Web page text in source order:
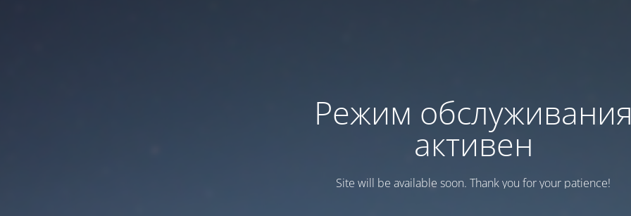
Режим
активен
Site will be available soon. Thank you for your patience!